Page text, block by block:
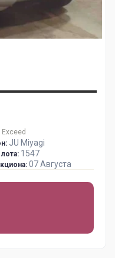
Exceed
JU Miyagi
1547
07 Августа